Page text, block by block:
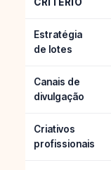
CRITÉRIO
Estratégia
de lotes
Canais de
divulgação
Criativos
profissionais